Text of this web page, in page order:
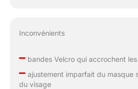
Inconvénients
–bandes Velcro qui accrochent
–ajustement imparfait du masque
du visage